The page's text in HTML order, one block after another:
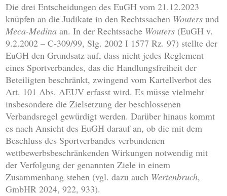
Die drei Entscheidungen des EuGH vom 21.12.2023
knüpfen an die Judikate in den Rechtssachen Wouters und
Meca-Medina an. In der Rechtssache Wouters (EuGH v.
9.2.2002 – C-309/99, Slg. 2002 I 1577 Rz. 97) stellte der
EuGH den Grundsatz auf, dass nicht jedes Reglement
eines Sportverbandes, das die Handlungsfreiheit der
Beteiligten beschränkt, zwingend vom Kartellverbot des
Art. 101 Abs. AEUV erfasst wird. Es müsse vielmehr
insbesondere die Zielsetzung der beschlossenen
Verbandsregel gewürdigt werden. Darüber hinaus kommt
es nach Ansicht des EuGH darauf an, ob die mit dem
Beschluss des Sportverbandes verbundenen
wettbewerbsbeschränkenden Wirkungen notwendig mit
der Verfolgung der genannten Ziele in einem
Zusammenhang stehen (vgl. dazu auch Wertenbruch,
GmbHR 2024, 922, 933).